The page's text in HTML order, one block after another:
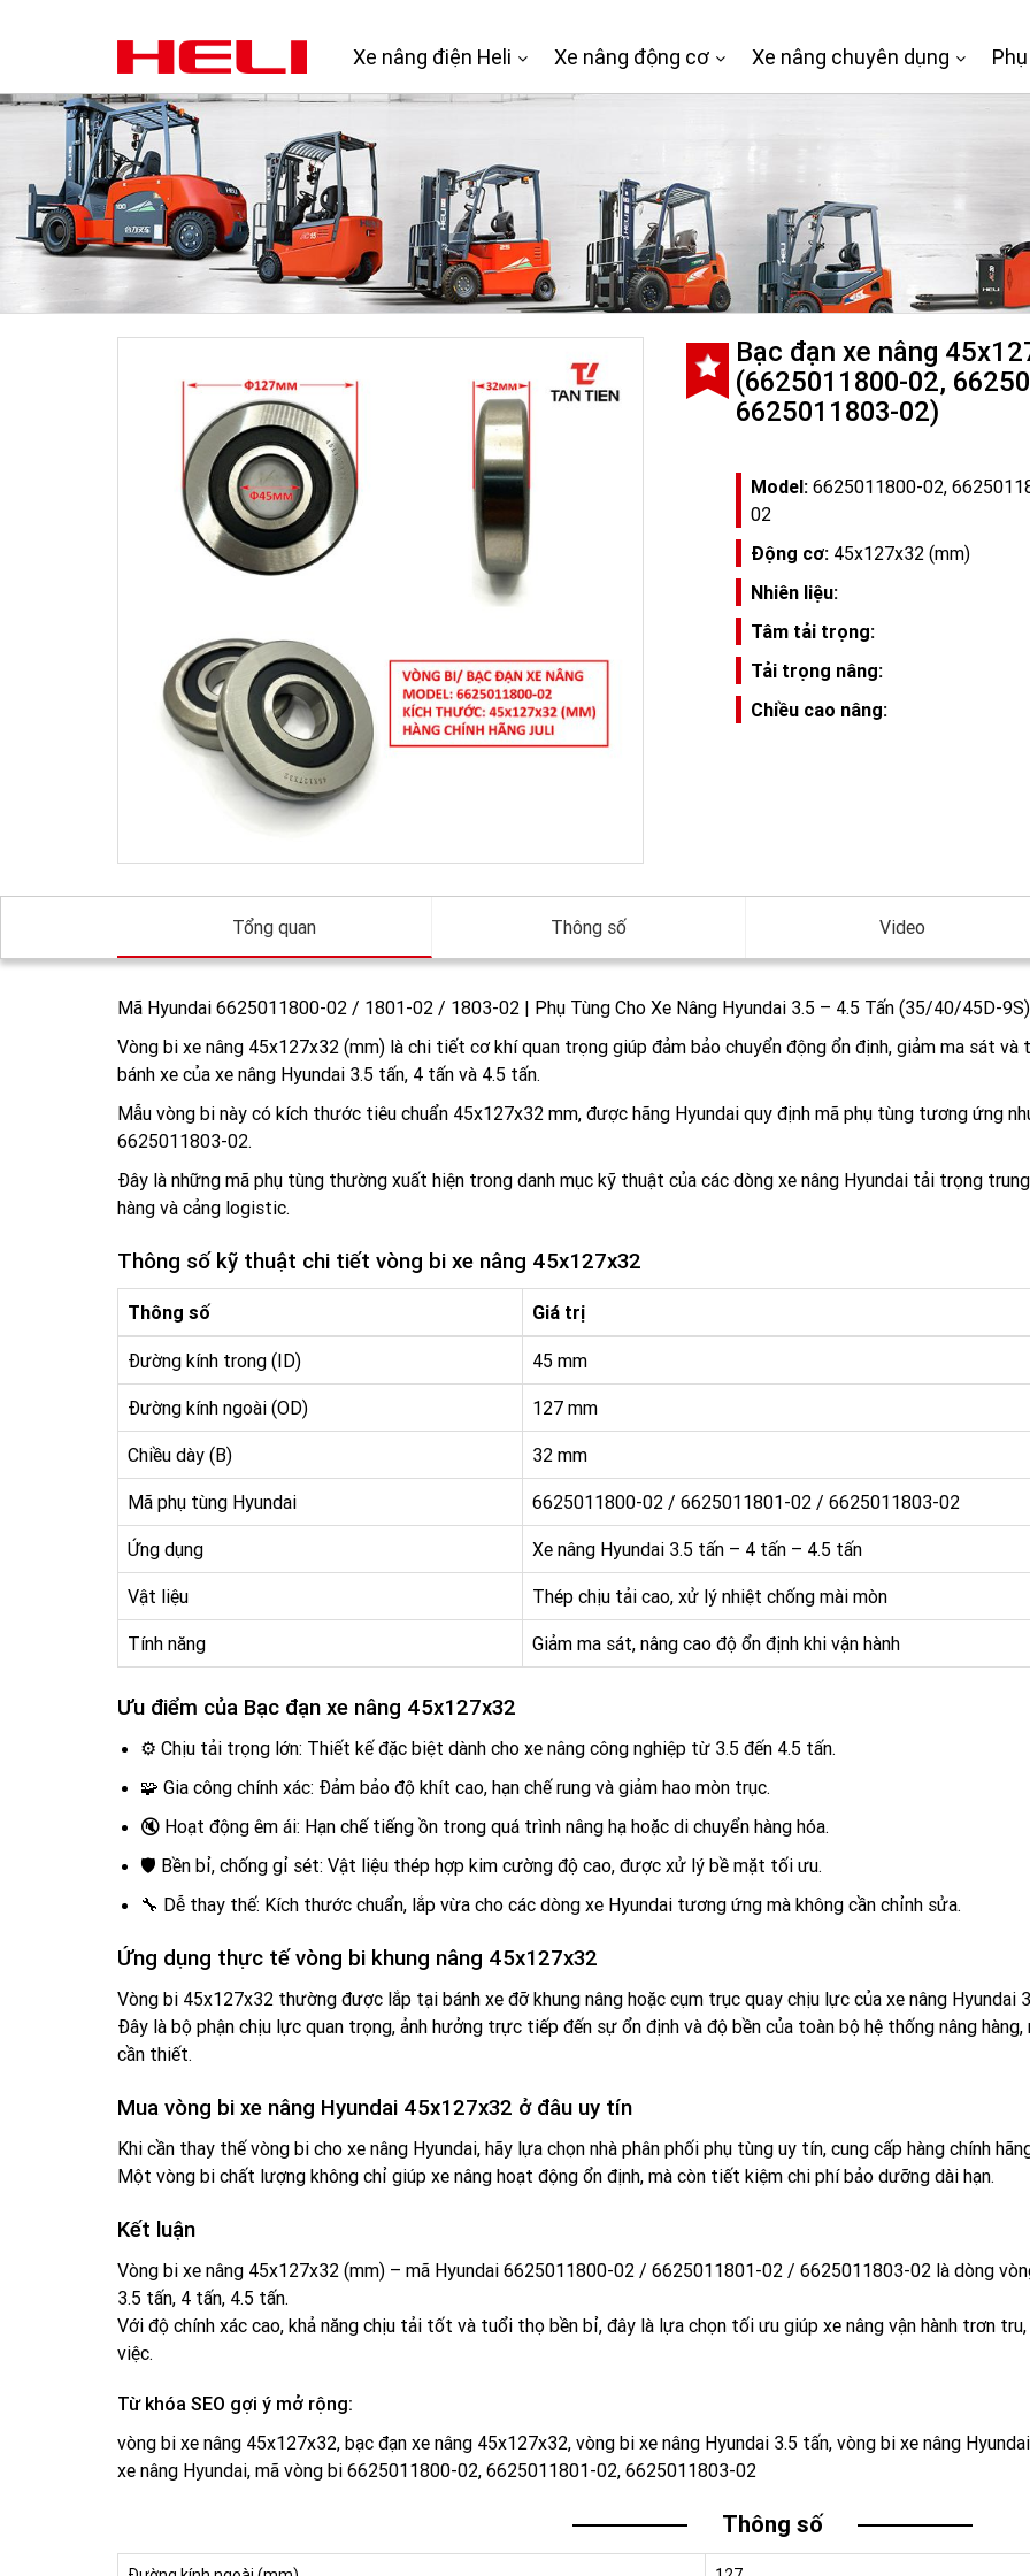
Xe nâng điện Heli Xe nâng động cơ Xe nâng chuyên dụng
Bạc đạn xe nâng
(6625011800-02,
6625011803-02)
Model:6625011800-02,
02
Động cơ:45x127x32 (mm)
Nhiên liệu:
Tâm tải trọng:
Tải trọng nâng:
Chiều cao nâng:
Tổng quan Thông số Video
Mã Hyundai 6625011800-02 / 1801-02 / 1803-02 | Phụ Tùng Cho Xe Nâng Hyundai 3.5 – 4.5 Tấn (35/40/45D-
Vòng bi xe nâng 45x127x32 (mm) là chi tiết cơ khí quan trọng giúp đảm bảo chuyển động ổn định, giảm ma sát và
bánh xe của xe nâng Hyundai 3.5 tấn, 4 tấn và 4.5 tấn.
Mẫu vòng bi này có kích thước tiêu chuẩn 45x127x32 mm, được hãng Hyundai quy định mã phụ tùng tương ứng
6625011803-02.
Đây là những mã phụ tùng thường xuất hiện trong danh mục kỹ thuật của các dòng xe nâng Hyundai tải trọng
hàng và cảng logistic.
Thông số kỹ thuật chi tiết vòng bi xe nâng 45x127x32
Thông số Giá trị
Đường kính trong (ID) 45 mm
Đường kính ngoài (OD) 127 mm
Chiều dày (B) 32 mm
Mã phụ tùng Hyundai 6625011800-02 / 6625011801-02 / 6625011803-02
Ứng dụng Xe nâng Hyundai 3.5 tấn – 4 tấn – 4.5 tấn
Vật liệu Thép chịu tải cao, xử lý nhiệt chống mài mòn
Tính năng Giảm ma sát, nâng cao độ ổn định khi vận hành
Ưu điểm của Bạc đạn xe nâng 45x127x32
⚙️ Chịu tải trọng lớn: Thiết kế đặc biệt dành cho xe nâng công nghiệp từ 3.5 đến 4.5 tấn.
🧩 Gia công chính xác: Đảm bảo độ khít cao, hạn chế rung và giảm hao mòn trục.
🔇 Hoạt động êm ái: Hạn chế tiếng ồn trong quá trình nâng hạ hoặc di chuyển hàng hóa.
🛡️ Bền bỉ, chống gỉ sét: Vật liệu thép hợp kim cường độ cao, được xử lý bề mặt tối ưu.
🔧 Dễ thay thế: Kích thước chuẩn, lắp vừa cho các dòng xe Hyundai tương ứng mà không cần chỉnh sửa.
Ứng dụng thực tế vòng bi khung nâng 45x127x32
Vòng bi 45x127x32 thường được lắp tại bánh xe đỡ khung nâng hoặc cụm trục quay chịu lực của xe nâng Hyundai
Đây là bộ phận chịu lực quan trọng, ảnh hưởng trực tiếp đến sự ổn định và độ bền của toàn bộ hệ thống nâng
cần thiết.
Mua vòng bi xe nâng Hyundai 45x127x32 ở đâu uy tín
Khi cần thay thế vòng bi cho xe nâng Hyundai, hãy lựa chọn nhà phân phối phụ tùng uy tín, cung cấp hàng chính
Một vòng bi chất lượng không chỉ giúp xe nâng hoạt động ổn định, mà còn tiết kiệm chi phí bảo dưỡng dài hạn.
Kết luận
Vòng bi xe nâng 45x127x32 (mm) – mã Hyundai 6625011800-02 / 6625011801-02 / 6625011803-02 là dòng
3.5 tấn, 4 tấn, 4.5 tấn.
Với độ chính xác cao, khả năng chịu tải tốt và tuổi thọ bền bỉ, đây là lựa chọn tối ưu giúp xe nâng vận hành trơn
việc.
Từ khóa SEO gợi ý mở rộng:
vòng bi xe nâng 45x127x32, bạc đạn xe nâng 45x127x32, vòng bi xe nâng Hyundai 3.5 tấn, vòng bi xe nâng
xe nâng Hyundai, mã vòng bi 6625011800-02, 6625011801-02, 6625011803-02
Thông số